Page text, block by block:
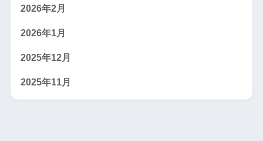
2026年2月
2026年1月
2025年12月
2025年11月